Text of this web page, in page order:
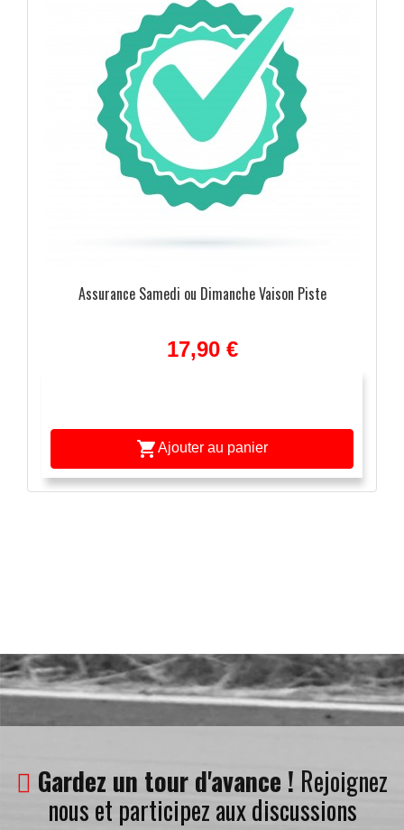
Assurance Samedi ou Dimanche Vaison Piste
17,90 €
Ajouter au panier
Gardez un tour d'avance ! Rejoignez
nous et participez aux discussions